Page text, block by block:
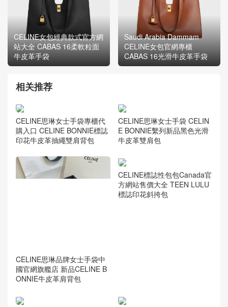
CELINE女包經典款式官方網
站大全 CABAS 16柔軟粒面
牛皮革手袋
Saudi Arabia Dammam
CELINE女包官網專櫃
CABAS 16光滑牛皮革手袋
相关推荐
CELINE思琳女士手袋專櫃代
購入口 CELINE BONNIE標誌
印花牛皮革抽繩雙肩背包
CELINE思琳女士手袋 CELIN
E BONNIE繫列新品黑色光滑
牛皮革雙肩包
CELINE思琳品牌女士手袋中
國官網旗艦店 新品CELINE B
ONNIE牛皮革肩背包
CELINE標誌性包包Canada官
方網站售價大全 TEEN LULU
標誌印花斜挎包